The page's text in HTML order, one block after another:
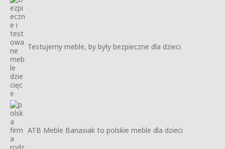
Testujemy meble, by były bezpieczne dla dzieci
ATB Meble Banasiak to polskie meble dla dzieci